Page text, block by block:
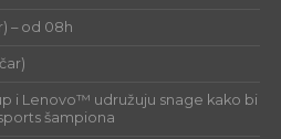
– od 08h
i Lenovo™ udružuju snage kako bi
šampiona